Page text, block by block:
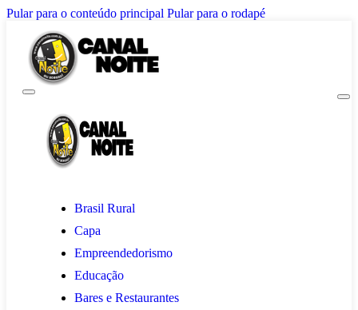
Pular para o conteúdo principal Pular para o rodapé
Brasil Rural
Capa
Empreendedorismo
Educação
Bares e Restaurantes